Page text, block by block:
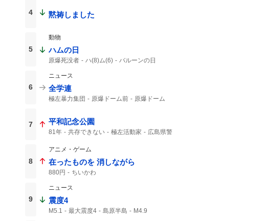
4 黙祷しました
5
動物
ハムの日
原爆死没者 ハ(8)ム(6)
バルーンの日
6
ニュース
全学連
極左暴力集団 原爆ドーム前
原爆ドーム
7 平和記念公園
81年 共存できない 極左活動家
広島県警
8
アニメ・ゲーム
在ったものを 消しながら
880円 ちいかわ
9
ニュース
震度4
M5.1 最大震度4 島原半島
M4.9